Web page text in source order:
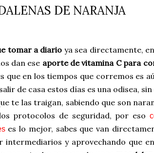
DE NARANJA
tomar a diario ya sea directamente,
dan ese aporte de vitamina C para
que en los tiempos que corremos es
de casa estos días es una odisea,
te las traigan, sabiendo que son
protocolos de seguridad, por eso
es lo mejor, sabes que van
y aprovechando que